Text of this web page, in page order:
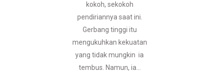
kokoh, sekokoh
pendiriannya saat ini.
Gerbang tinggi itu
mengukuhkan kekuatan
yang tidak mungkin ia
tembus. Namun, ia...